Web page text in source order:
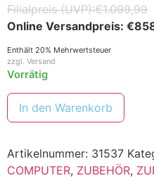
€1.099,99
€
Enthält 20% Mehrwertsteuer
zzgl. Versand
Vorrätig
In den Warenkorb
Artikelnummer: 31537
COMPUTER, ZUBEHÖR,